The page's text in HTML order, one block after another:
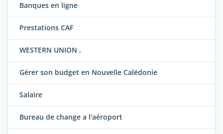
Banques en ligne
Prestations CAF
WESTERN UNION ,
Gérer son budget en Nouvelle Calédonie
Salaire
Bureau de change a l'aéroport